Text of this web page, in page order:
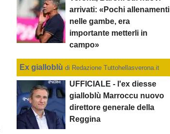
arrivati: «Pochi allenamenti
nelle gambe, era
importante metterli in
campo»
Ex gialloblùdi Redazione Tuttohellasverona.it
UFFICIALE - l'ex diesse
gialloblù Marroccu nuovo
direttore generale della
Reggina